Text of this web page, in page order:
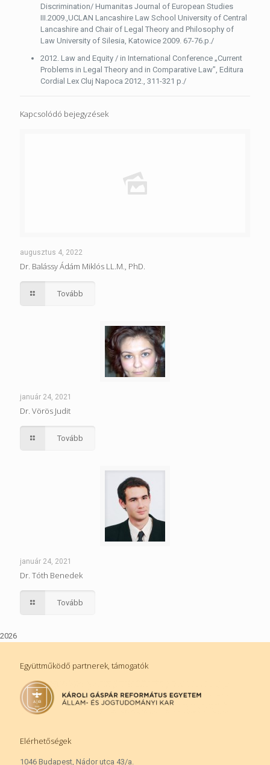
Discrimination/ Humanitas Journal of European Studies
III.2009.,UCLAN Lancashire Law School University of Central
Lancashire and Chair of Legal Theory and Philosophy of
Law University of Silesia, Katowice 2009. 67-76.p./
2012. Law and Equity / in International Conference „Current
Problems in Legal Theory and in Comparative Law”, Editura
Cordial Lex Cluj Napoca 2012., 311-321 p./
Kapcsolódó bejegyzések
augusztus 4, 2022
Dr. Balássy Ádám Miklós LL.M., PhD.
Tovább
január 24, 2021
Dr. Vörös Judit
Tovább
január 24, 2021
Dr. Tóth Benedek
Tovább
Együttműködő partnerek, támogatók
Elérhetőségek
1046 Budapest, Nádor utca 43/a.
2026